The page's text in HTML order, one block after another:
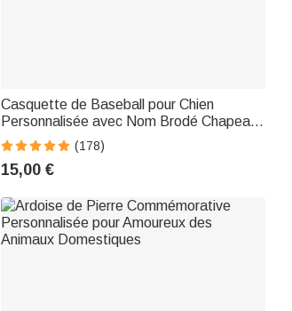
Casquette de Baseball pour Chien
Personnalisée avec Nom Brodé Chapeau
avec Trous d'Oreilles Cadeau pour
Amoureux des Animaux de Compagnie
(178)
15,00 €